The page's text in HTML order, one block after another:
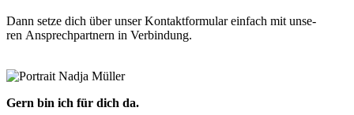
Dann setze dich über un­ser Kon­takt­for­mu­lar ein­fach mit un­se­
ren An­sprech­part­nern in Ver­bin­dung.
Gern bin ich für dich da.